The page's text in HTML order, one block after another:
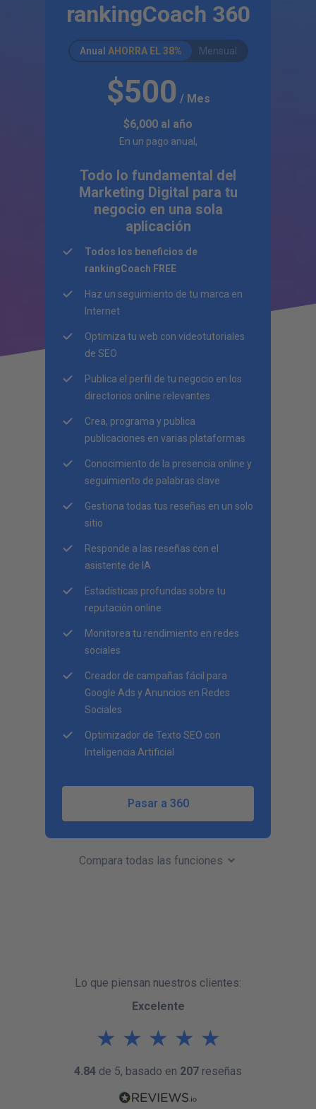
rankingCoach 360
Mensual
Anual AHORRA EL38%
$500 / Mes
$6,000 al año
En un pago anual,
Todo lo fundamental del
Marketing Digital para tu
negocio en una sola
aplicación
Todos los beneficios de
rankingCoach FREE
Haz un seguimiento de tu marca en
Internet
Optimiza tu web con videotutoriales
de SEO
Publica el perfil de tu negocio en los
directorios online relevantes
Crea, programa y publica
publicaciones en varias plataformas
Conocimiento de la presencia online y
seguimiento de palabras clave
Gestiona todas tus reseñas en un solo
sitio
Responde a las reseñas con el
asistente de IA
Estadísticas profundas sobre tu
reputación online
Monitorea tu rendimiento en redes
sociales
Creador de campañas fácil para
Google Ads y Anuncios en Redes
Sociales
Optimizador de Texto SEO con
Inteligencia Artificial
Pasar a 360
Compara todas las funciones
Lo que piensan nuestros clientes:
Excelente
★ ★ ★ ★ ★
4.84 de 5, basado en 207 reseñas